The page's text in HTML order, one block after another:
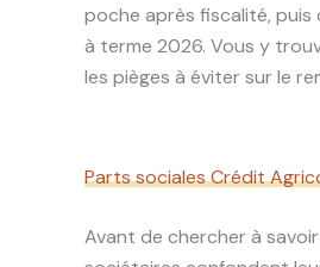
poche après fiscalité,
à terme 2026. Vous y
les pièges à éviter sur le
Parts sociales Crédit
Avant de chercher à